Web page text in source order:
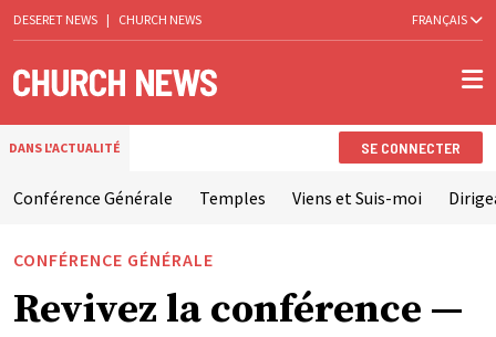
DESERET NEWS | CHURCH NEWS FRANÇAIS
DANS L'ACTUALITÉ SE CONNECTER
Conférence Générale Temples Viens et Suis-moi
CONFÉRENCE GÉNÉRALE
Revivez la conférence —